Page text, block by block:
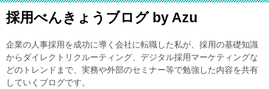
採用べんきょうブログ by Azu
企業の人事採用を成功に導く会社に転職した私が、採用の基礎知識
からダイレクトリクルーティング、デジタル採用マーケティングな
どのトレンドまで、実務や外部のセミナー等で勉強した内容を共有
していくブログです。